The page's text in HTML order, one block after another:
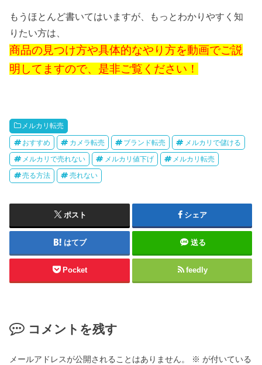
もうほとんど書いてはいますが、もっとわかりやすく知
りたい方は、
商品の見つけ方や具体的なやり方を動画でご説
明してますので、是非ご覧ください！
メルカリ転売
おすすめ カメラ転売 ブランド転売 メルカリで儲ける
メルカリで売れない メルカリ値下げ メルカリ転売
売る方法 売れない
ポスト シェア
はてブ 送る
Pocket feedly
コメントを残す
メールアドレスが公開されることはありません。 ※ が付いている